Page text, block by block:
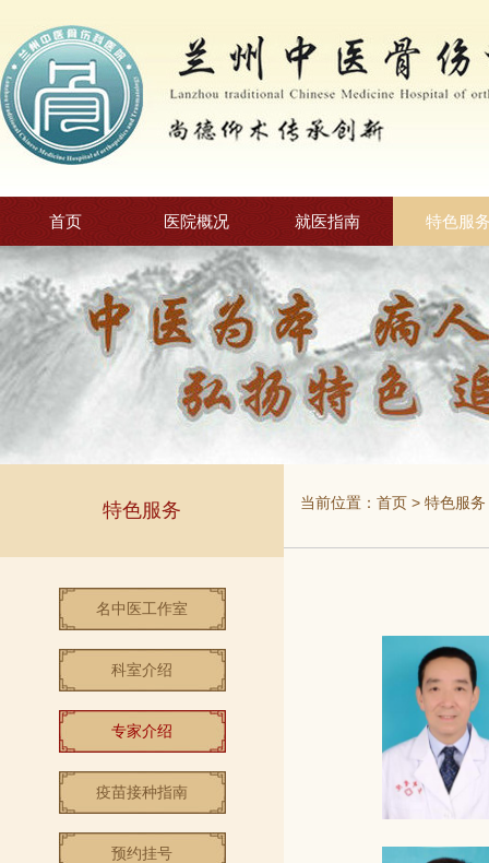
首页 医院概况 就医指南 特色服
特色服务
名中医工作室
科室介绍
专家介绍
疫苗接种指南
预约挂号
当前位置： 首页 > 特色服务